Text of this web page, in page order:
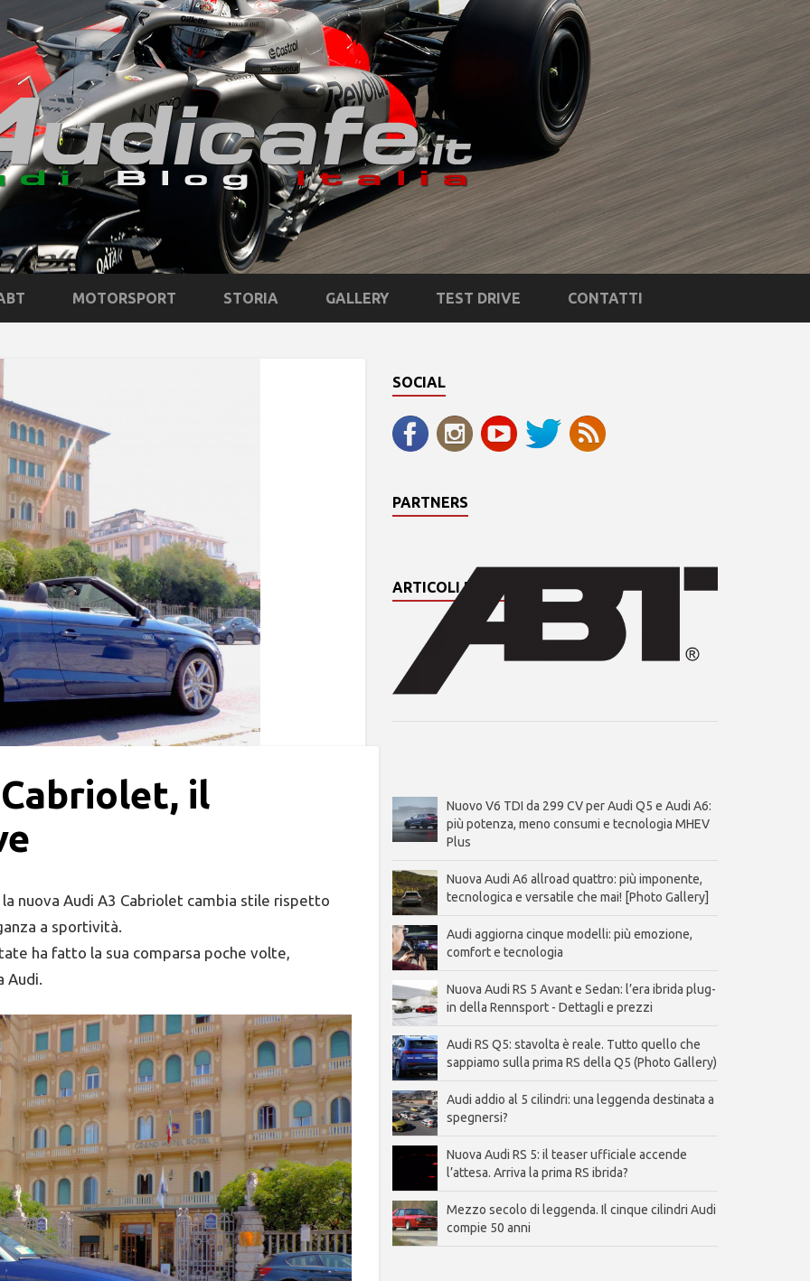
MOTORSPORT STORIA GALLERY TEST DRIVE CONTATTI
il
nuova Audi A3 Cabriolet cambia stile rispetto
a sportività.
ha fatto la sua comparsa poche volte,
Audi.
SOCIAL
PARTNERS
ARTICOLI PIÙ LETTI
Nuovo V6 TDI da 299 CV per Audi Q5 e Audi A6:
più potenza, meno consumi e tecnologia MHEV
Plus
Nuova Audi A6 allroad quattro: più imponente,
tecnologica e versatile che mai! [Photo Gallery]
Audi aggiorna cinque modelli: più emozione,
comfort e tecnologia
Nuova Audi RS 5 Avant e Sedan: l’era ibrida plug-
in della Rennsport - Dettagli e prezzi
Audi RS Q5: stavolta è reale. Tutto quello che
sappiamo sulla prima RS della Q5 (Photo Gallery)
Audi addio al 5 cilindri: una leggenda destinata a
spegnersi?
Nuova Audi RS 5: il teaser ufficiale accende
l’attesa. Arriva la prima RS ibrida?
Mezzo secolo di leggenda. Il cinque cilindri Audi
compie 50 anni